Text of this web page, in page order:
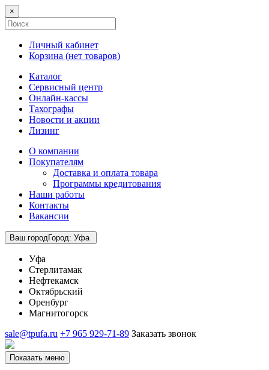
×
Личный кабинет
Корзина (нет товаров)
Каталог
Сервисный центр
Онлайн-кассы
Тахографы
Новости и акции
Лизинг
О компании
Покупателям
Доставка и оплата товара
Программы кредитования
Наши работы
Контакты
Вакансии
Ваш городГород: Уфа
Уфа
Стерлитамак
Нефтекамск
Октябрьский
Оренбург
Магнитогорск
sale@tpufa.ru +7 965 929-71-89 Заказать звонок
Показать меню